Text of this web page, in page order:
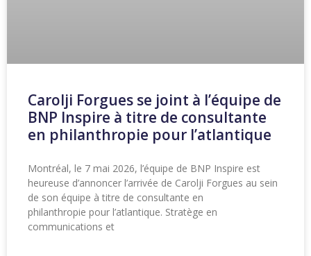
Carolji Forgues se joint à l’équipe de
BNP Inspire à titre de consultante
en philanthropie pour l’atlantique
Montréal, le 7 mai 2026, l’équipe de BNP Inspire est
heureuse d’annoncer l’arrivée de Carolji Forgues au sein
de son équipe à titre de consultante en
philanthropie pour l’atlantique. Stratège en
communications et